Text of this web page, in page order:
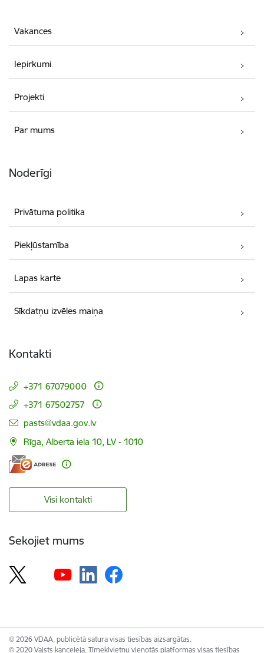
Vakances
Iepirkumi
Projekti
Par mums
Noderīgi
Privātuma politika
Piekļūstamība
Lapas karte
Sīkdatņu izvēles maiņa
Kontakti
+371 67079000
+371 67502757
E-pasts:
pasts@vdaa.gov.lv
Rīga, Alberta iela 10, LV - 1010
Visi kontakti
Sekojiet mums
© 2026 VDAA, publicētā satura visas tiesības aizsargātas.
© 2020 Valsts kanceleja, Tīmekļvietņu vienotās platformas visas tiesības